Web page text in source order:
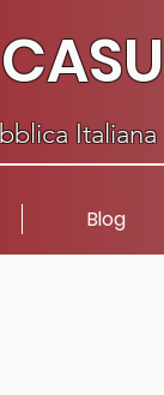
CASU
Italiana
Blog